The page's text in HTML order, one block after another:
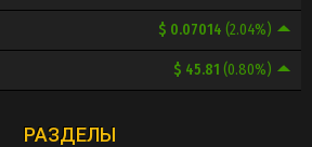
$ 0.07014 (2.04%)
$ 45.81 (0.80%)
РАЗДЕЛЫ